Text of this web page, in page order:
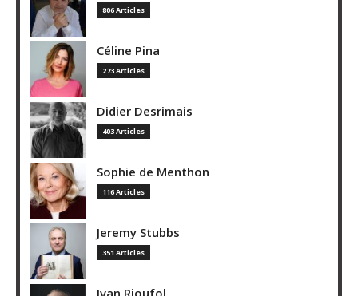
806 Articles
Céline Pina
273 Articles
Didier Desrimais
403 Articles
Sophie de Menthon
116 Articles
Jeremy Stubbs
351 Articles